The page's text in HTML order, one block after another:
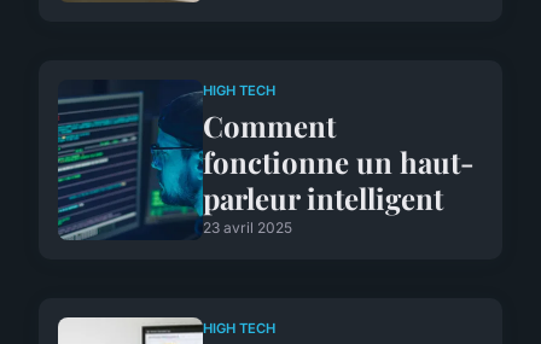
HIGH TECH
Comment
fonctionne un haut-
parleur intelligent
23 avril 2025
HIGH TECH